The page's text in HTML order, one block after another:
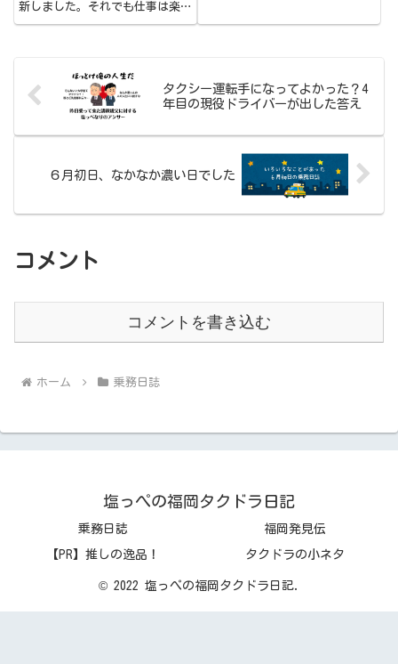
新しました。それでも仕事は楽し
タクシー運転手になってよかった？4
年目の現役ドライバーが出した答え
６月初日、なかなか濃い日でした
コメント
コメントを書き込む
ホーム 乗務日誌
塩っぺの福岡タクドラ日記
乗務日誌 福岡発見伝
【PR】推しの逸品！ タクドラの小ネタ
© 2022 塩っぺの福岡タクドラ日記.